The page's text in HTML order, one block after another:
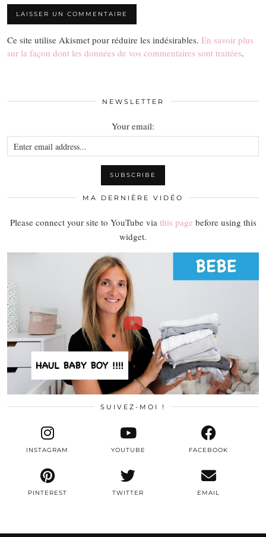
Ce site utilise Akismet pour réduire les indésirables. En savoir plus
sur la façon dont les données de vos commentaires sont traitées.
NEWSLETTER
Your email:
MA DERNIÈRE VIDÉO
Please connect your site to YouTube via this page before using this
widget.
SUIVEZ-MOI !
TWITTER
INSTAGRAM FACEBOOK
PINTEREST
YOUTUBE
EMAIL